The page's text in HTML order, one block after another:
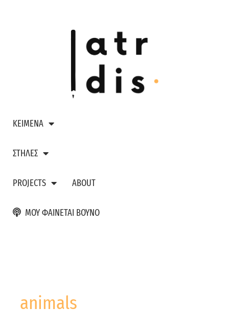
ΚΕΙΜΕΝΑ
ΣΤΗΛΕΣ
PROJECTS ABOUT
ΜΟΥ ΦΑΙΝΕΤΑΙ ΒΟΥΝΟ
animals